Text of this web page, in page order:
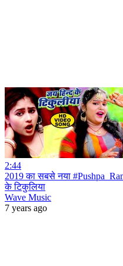
2:44
2019 का सबसे नया
के टिकुलिया
Wave Music
7 years ago